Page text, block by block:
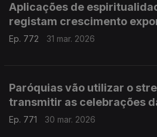
Aplicações de
registam crescimento
Ep. 772 31 mar. 2026
Paróquias vão utilizar o
transmitir as celebrações
Ep. 771 30 mar. 2026